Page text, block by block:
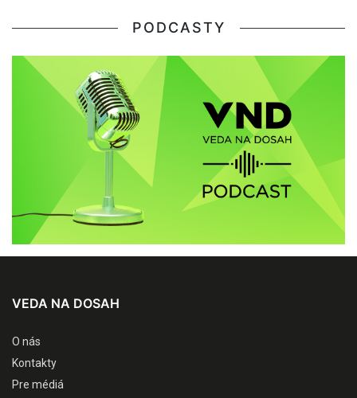
PODCASTY
VEDA NA DOSAH
O nás
Kontakty
Pre médiá